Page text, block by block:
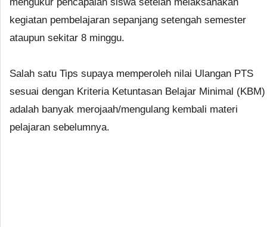
kegiatan pembelajaran sepanjang setengah semester
ataupun sekitar 8 minggu.
Salah satu Tips supaya memperoleh nilai Ulangan PTS
sesuai dengan Kriteria Ketuntasan Belajar Minimal (KBM)
adalah banyak merojaah/mengulang kembali materi
pelajaran sebelumnya.